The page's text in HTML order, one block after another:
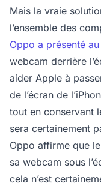
Mais la vraie
l’ensemble des
Oppo a présenté
webcam derrière
aider Apple à
de l’écran de
tout en conservant
sera certainement
Oppo affirme que
sa webcam sous
cela n’est